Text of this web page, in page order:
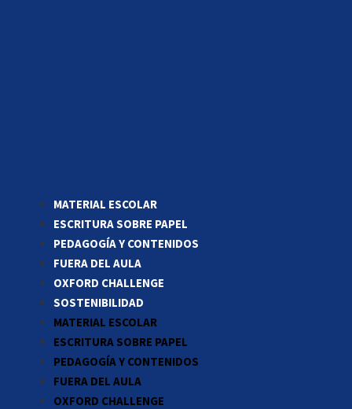
MATERIAL ESCOLAR
ESCRITURA SOBRE PAPEL
PEDAGOGÍA Y CONTENIDOS
FUERA DEL AULA
OXFORD CHALLENGE
SOSTENIBILIDAD
MATERIAL ESCOLAR
ESCRITURA SOBRE PAPEL
PEDAGOGÍA Y CONTENIDOS
FUERA DEL AULA
OXFORD CHALLENGE